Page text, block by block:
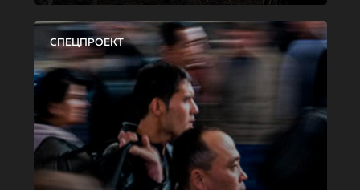
СПЕЦПРОЕКТ